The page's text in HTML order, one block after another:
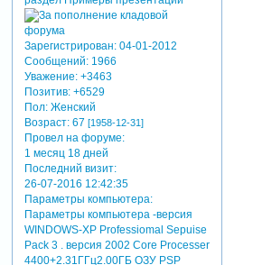
Зарегистрирован: 04-01-2012
Сообщений:1966
Уважение: +3463
Позитив: +6529
Пол:Женский
Возраст:67 [1958-12-31]
Провел на форуме:
1 месяц 18 дней
Последний визит:
26-07-2016 12:42:35
Параметры компьютера:
Параметры компьютера -версия
WINDOWS-XP Professiomal Sepuise
Pack 3 . версия 2002 Core Processer
4400+2.31ГГц2.00ГБ ОЗУ PSP